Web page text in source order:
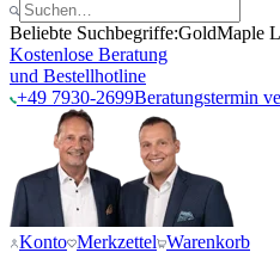
Beliebte Suchbegriffe:GoldMaple
Kostenlose Beratung
und Bestellhotline
+49 7930-2699Beratungstermin
Konto Merkzettel Warenkorb